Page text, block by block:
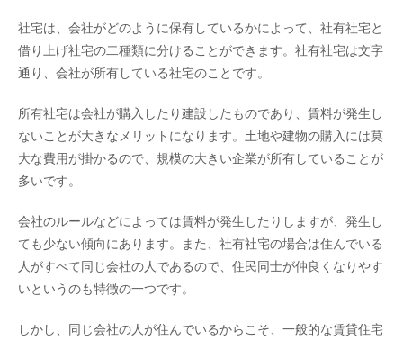
社宅は、会社がどのように保有しているかによって、社有社宅と
借り上げ社宅の二種類に分けることができます。社有社宅は文字
通り、会社が所有している社宅のことです。
所有社宅は会社が購入したり建設したものであり、賃料が発生し
ないことが大きなメリットになります。土地や建物の購入には莫
大な費用が掛かるので、規模の大きい企業が所有していることが
多いです。
会社のルールなどによっては賃料が発生したりしますが、発生し
ても少ない傾向にあります。また、社有社宅の場合は住んでいる
人がすべて同じ会社の人であるので、住民同士が仲良くなりやす
いというのも特徴の一つです。
しかし、同じ会社の人が住んでいるからこそ、一般的な賃貸住宅